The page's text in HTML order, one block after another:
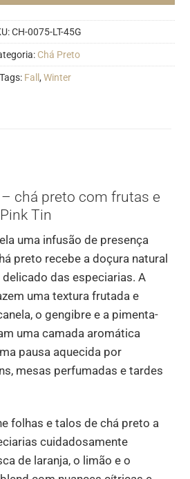
CH-0075-LT-45G
Chá Preto
Tags: Fall , Winter
chá preto com frutas e
Tin
uma infusão de presença
preto recebe a doçura natural
das especiarias. A
uma textura frutada e
o gengibre e a pimenta-
uma camada aromática
pausa aquecida por
mesas perfumadas e tardes
folhas e talos de chá preto a
cuidadosamente
de laranja, o limão e o